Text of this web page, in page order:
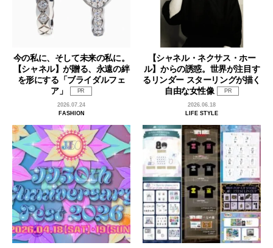
今の私に、そして未来の私に。
【シャネル】が贈る、永遠の絆
を形にする「ブライダルフェ
ア」
PR
2026.07.24
FASHION
【シャネル・ネクサス・ホー
ル】からの誘惑。世界が注目す
るリンダー スターリングが描く
自由な女性像
PR
2026.06.18
LIFE STYLE